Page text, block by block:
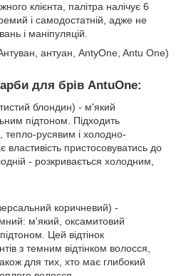
клієнта, палітра налічує 6
і самодостатній, адже не
і маніпуляцій.
антуан, AntyOne, Antu One)
для брів AntuOne:
блондин) - м'який
підтоном. Підходить
русявим і холодно-
властивість пристосовуватись до
- розкривається холодним,
коричневий) -
м'який, оксамитовий
Цей відтінок
з темним відтінком волосся,
для тих, хто має глибокий